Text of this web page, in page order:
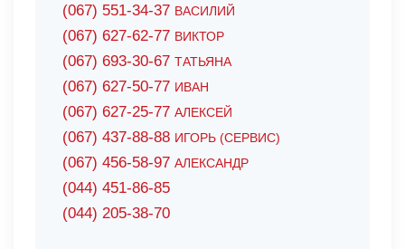
(067) 551-34-37 ВАСИЛИЙ
(067) 627-62-77 ВИКТОР
(067) 693-30-67 ТАТЬЯНА
(067) 627-50-77 ИВАН
(067) 627-25-77 АЛЕКСЕЙ
(067) 437-88-88 ИГОРЬ (СЕРВИС)
(067) 456-58-97 АЛЕКСАНДР
(044) 451-86-85
(044) 205-38-70